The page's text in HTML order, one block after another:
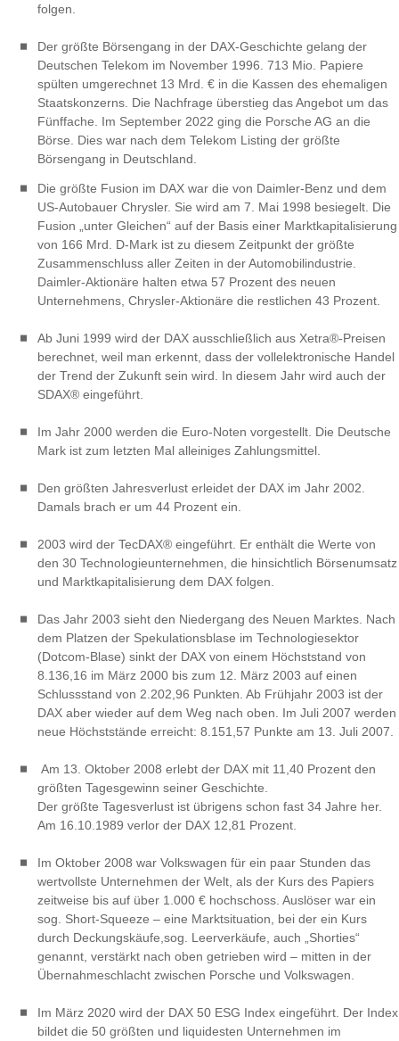
folgen.
Der größte Börsengang in der DAX-Geschichte gelang der
Deutschen Telekom im November 1996. 713 Mio. Papiere
spülten umgerechnet 13 Mrd. € in die Kassen des ehemaligen
Staatskonzerns. Die Nachfrage überstieg das Angebot um das
Fünffache. Im September 2022 ging die Porsche AG an die
Börse. Dies war nach dem Telekom Listing der größte
Börsengang in Deutschland.
Die größte Fusion im DAX war die von Daimler-Benz und dem
US-Autobauer Chrysler. Sie wird am 7. Mai 1998 besiegelt. Die
Fusion „unter Gleichen“ auf der Basis einer Marktkapitalisierung
von 166 Mrd. D-Mark ist zu diesem Zeitpunkt der größte
Zusammenschluss aller Zeiten in der Automobilindustrie.
Daimler-Aktionäre halten etwa 57 Prozent des neuen
Unternehmens, Chrysler-Aktionäre die restlichen 43 Prozent.
Ab Juni 1999 wird der DAX ausschließlich aus Xetra®-Preisen
berechnet, weil man erkennt, dass der vollelektronische Handel
der Trend der Zukunft sein wird. In diesem Jahr wird auch der
SDAX® eingeführt.
Im Jahr 2000 werden die Euro-Noten vorgestellt. Die Deutsche
Mark ist zum letzten Mal alleiniges Zahlungsmittel.
Den größten Jahresverlust erleidet der DAX im Jahr 2002.
Damals brach er um 44 Prozent ein.
2003 wird der TecDAX® eingeführt. Er enthält die Werte von
den 30 Technologieunternehmen, die hinsichtlich Börsenumsatz
und Marktkapitalisierung dem DAX folgen.
Das Jahr 2003 sieht den Niedergang des Neuen Marktes. Nach
dem Platzen der Spekulationsblase im Technologiesektor
(Dotcom-Blase) sinkt der DAX von einem Höchststand von
8.136,16 im März 2000 bis zum 12. März 2003 auf einen
Schlussstand von 2.202,96 Punkten. Ab Frühjahr 2003 ist der
DAX aber wieder auf dem Weg nach oben. Im Juli 2007 werden
neue Höchststände erreicht: 8.151,57 Punkte am 13. Juli 2007.
Am 13. Oktober 2008 erlebt der DAX mit 11,40 Prozent den
größten Tagesgewinn seiner Geschichte.
Der größte Tagesverlust ist übrigens schon fast 34 Jahre her.
Am 16.10.1989 verlor der DAX 12,81 Prozent.
Im Oktober 2008 war Volkswagen für ein paar Stunden das
wertvollste Unternehmen der Welt, als der Kurs des Papiers
zeitweise bis auf über 1.000 € hochschoss. Auslöser war ein
sog. Short-Squeeze – eine Marktsituation, bei der ein Kurs
durch Deckungskäufe,sog. Leerverkäufe, auch „Shorties“
genannt, verstärkt nach oben getrieben wird – mitten in der
Übernahmeschlacht zwischen Porsche und Volkswagen.
Im März 2020 wird der DAX 50 ESG Index eingeführt. Der Index
bildet die 50 größten und liquidesten Unternehmen im